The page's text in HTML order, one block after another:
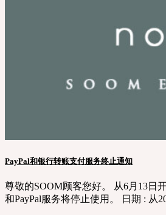
PayPal和银行转账支付服务终止通知
尊敬的SOOM顾客您好。 从6月13日
和PayPal服务将停止使用。 日期 : 从